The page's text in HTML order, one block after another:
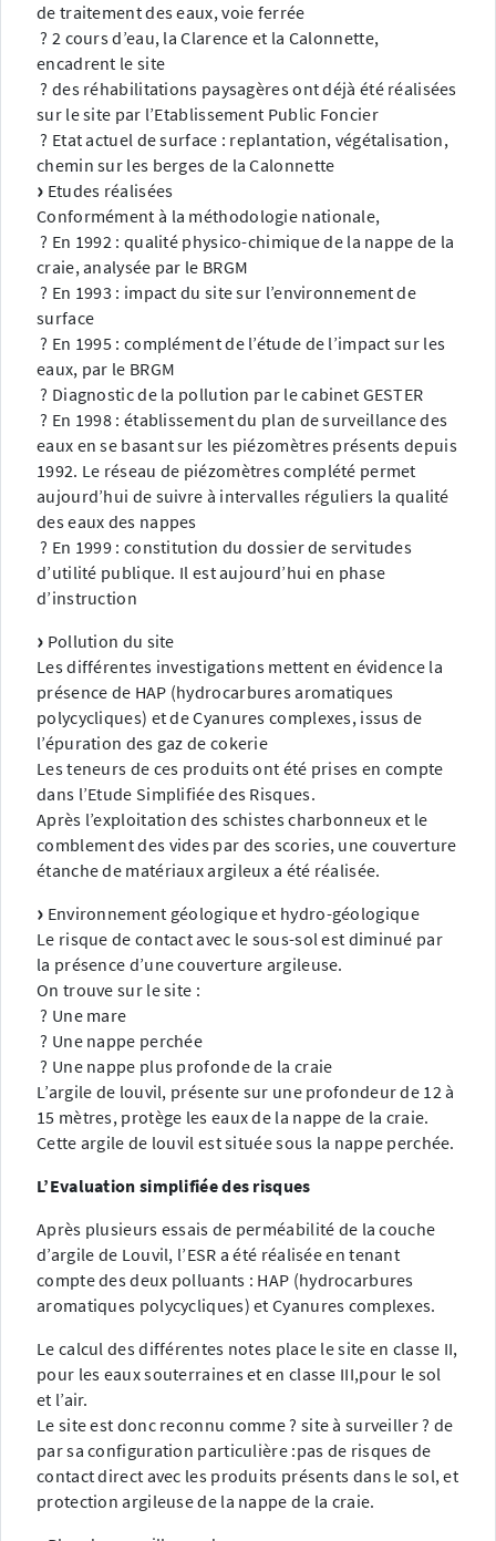
de traitement des eaux, voie ferrée
? 2 cours d’eau, la Clarence et la Calonnette,
encadrent le site
? des réhabilitations paysagères ont déjà été réalisées
sur le site par l’Etablissement Public Foncier
? Etat actuel de surface : replantation, végétalisation,
chemin sur les berges de la Calonnette
Etudes réalisées
Conformément à la méthodologie nationale,
? En 1992 : qualité physico-chimique de la nappe de la
craie, analysée par le BRGM
? En 1993 : impact du site sur l’environnement de
surface
? En 1995 : complément de l’étude de l’impact sur les
eaux, par le BRGM
? Diagnostic de la pollution par le cabinet GESTER
? En 1998 : établissement du plan de surveillance des
eaux en se basant sur les piézomètres présents depuis
1992. Le réseau de piézomètres complété permet
aujourd’hui de suivre à intervalles réguliers la qualité
des eaux des nappes
? En 1999 : constitution du dossier de servitudes
d’utilité publique. Il est aujourd’hui en phase
d’instruction
Pollution du site
Les différentes investigations mettent en évidence la
présence de HAP (hydrocarbures aromatiques
polycycliques) et de Cyanures complexes, issus de
l’épuration des gaz de cokerie
Les teneurs de ces produits ont été prises en compte
dans l’Etude Simplifiée des Risques.
Après l’exploitation des schistes charbonneux et le
comblement des vides par des scories, une couverture
étanche de matériaux argileux a été réalisée.
Environnement géologique et hydro-géologique
Le risque de contact avec le sous-sol est diminué par
la présence d’une couverture argileuse.
On trouve sur le site :
? Une mare
? Une nappe perchée
? Une nappe plus profonde de la craie
L’argile de louvil, présente sur une profondeur de 12 à
15 mètres, protège les eaux de la nappe de la craie.
Cette argile de louvil est située sous la nappe perchée.
L’Evaluation simplifiée des risques
Après plusieurs essais de perméabilité de la couche
d’argile de Louvil, l’ESR a été réalisée en tenant
compte des deux polluants : HAP (hydrocarbures
aromatiques polycycliques) et Cyanures complexes.
Le calcul des différentes notes place le site en classe II,
pour les eaux souterraines et en classe III,pour le sol
et l’air.
Le site est donc reconnu comme ? site à surveiller ? de
par sa configuration particulière :pas de risques de
contact direct avec les produits présents dans le sol, et
protection argileuse de la nappe de la craie.